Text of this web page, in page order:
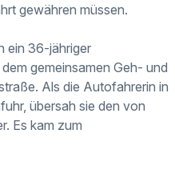
gewähren müssen.
ein 36-jähriger
gemeinsamen Geh- und
Als die Autofahrerin in
übersah sie den von
Es kam zum